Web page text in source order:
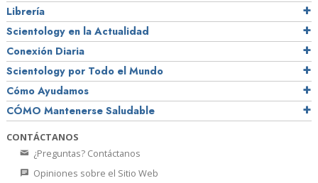
Librería
Scientology en la Actualidad
Conexión Diaria
Scientology por Todo el Mundo
Cómo Ayudamos
CÓMO Mantenerse Saludable
CONTÁCTANOS
¿Preguntas? Contáctanos
Opiniones sobre el Sitio Web